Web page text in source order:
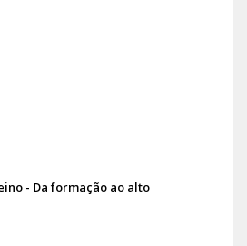
- Da formação ao alto